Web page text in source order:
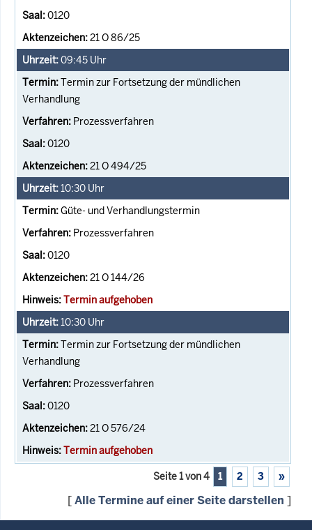
0120
21 O 86/25
09:45 Uhr
Termin zur Fortsetzung der mündlichen
Verhandlung
Prozessverfahren
0120
21 O 494/25
10:30 Uhr
Güte- und Verhandlungstermin
Prozessverfahren
0120
21 O 144/26
Termin aufgehoben
10:30 Uhr
Termin zur Fortsetzung der mündlichen
Verhandlung
Prozessverfahren
0120
21 O 576/24
Termin aufgehoben
Seite 1 von 4 1 2 3 »
[Alle Termine auf einer Seite darstellen ]